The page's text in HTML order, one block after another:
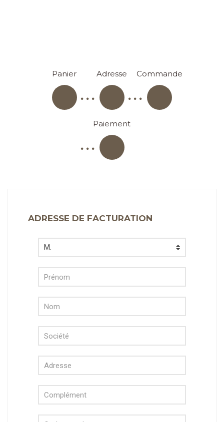
Panier Adresse Commande
Paiement
ADRESSE DE FACTURATION